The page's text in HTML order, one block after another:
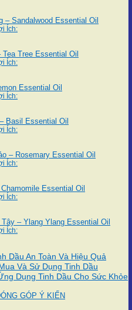
Sandalwood Essential Oil
Ích:
Tree Essential Oil
Ích:
Essential Oil
Ích:
Basil Essential Oil
Ích:
– Rosemary Essential Oil
Ích:
Essential Oil
Ích:
– Ylang Ylang Essential Oil
Ích:
Dầu An Toàn Và Hiệu Quả
Và Sử Dụng Tinh Dầu
Dụng Tinh Dầu Cho Sức Khỏe
GÓP Ý KIẾN